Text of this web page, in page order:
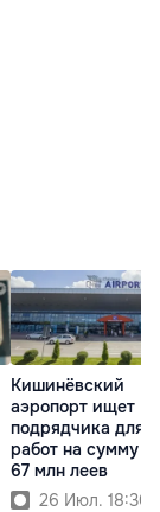
Кишинёвский
аэропорт ищет
подрядчика для
работ на сумму
67 млн леев
26 Июл. 18:30